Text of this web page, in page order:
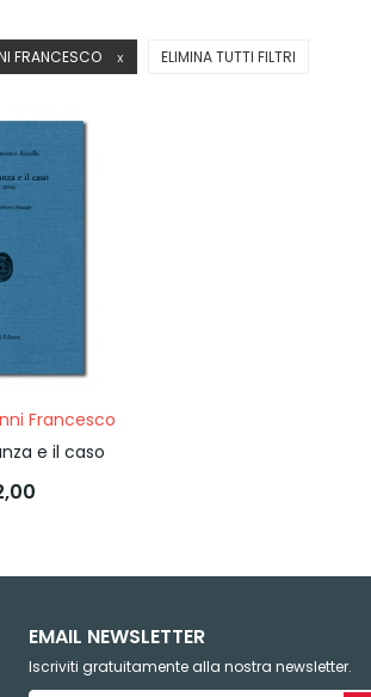
FRANCESCO X ELIMINA TUTTI FILTRI
Francesco
e il caso
EMAIL NEWSLETTER
Iscriviti gratuitamente alla nostra newsletter.